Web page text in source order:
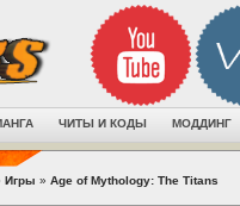
ЧИТЫ И КОДЫ МОДДИНГ
Игры » Age of Mythology: The Titans